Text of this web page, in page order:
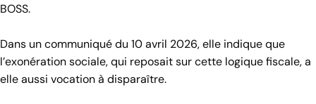
BOSS.
Dans un communiqué du 10 avril 2026, elle indique que
l’exonération sociale, qui reposait sur cette logique fiscale, a
elle aussi vocation à disparaître.